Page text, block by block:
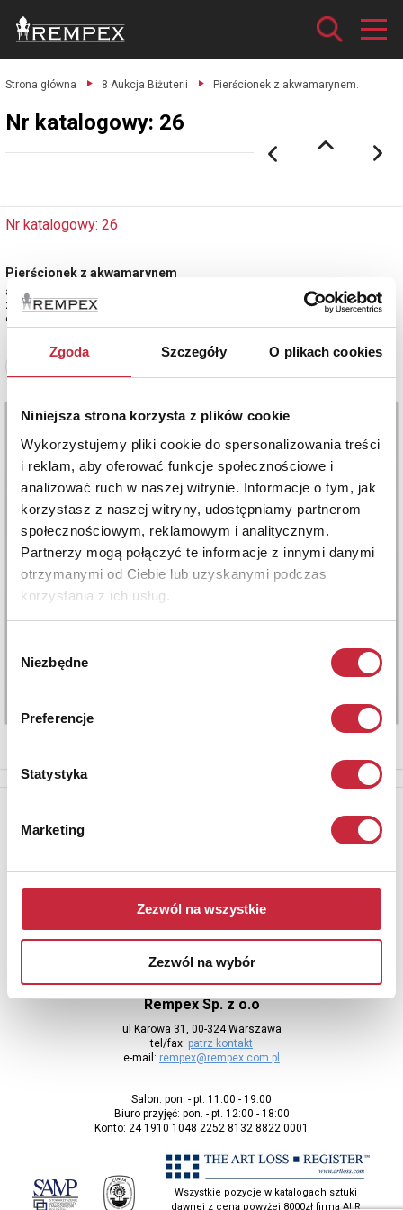
Zgoda Szczegóły O plikach cookies
Niniejsza strona korzysta z plików cookie
Wykorzystujemy pliki cookie do spersonalizowania treści
i reklam, aby oferować funkcje społecznościowe i
analizować ruch w naszej witrynie. Informacje o tym, jak
korzystasz z naszej witryny, udostępniamy partnerom
społecznościowym, reklamowym i analitycznym.
Partnerzy mogą połączyć te informacje z innymi danymi
otrzymanymi od Ciebie lub uzyskanymi podczas
korzystania z ich usług.
zgody
Niezbędne
Preferencje
Statystyka
Marketing
Zezwól na wszystkie
Zezwól na wybór
Strona główna 8 Aukcja Biżuterii Pierścionek z akwamarynem.
Nr katalogowy: 26
Nr katalogowy: 26
Pierścionek z akwamarynem
akwamaryn o wym. 4.9 x 3.1 mm oraz 4 szt. diamentów;
złoto pr.0.750, masa całkowita 2.850 g., rozm. pierścionka 14.
estymacja: 2 300 - 2 700 zł
Aby otrzymywać informacje o nowych aukcjach, prosimy podać
Rempex Sp. z o.o
ul Karowa 31, 00-324 Warszawa
tel/fax: patrz kontakt
e-mail: rempex@rempex.com.pl
Salon: pon. - pt. 11:00 - 19:00
Biuro przyjęć: pon. - pt. 12:00 - 18:00
Konto: 24 1910 1048 2252 8132 8822 0001
Wszystkie pozycje w katalogach sztuki
dawnej z ceną powyżej 8000zł firma ALR